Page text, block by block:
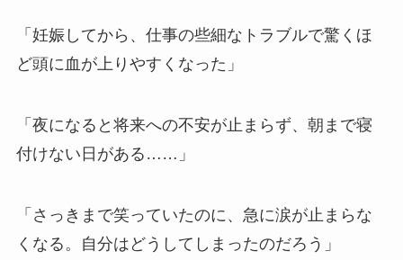
「妊娠してから、仕事の些細なトラブルで驚くほ
ど頭に血が上りやすくなった」
「夜になると将来への不安が止まらず、朝まで寝
付けない日がある……」
「さっきまで笑っていたのに、急に涙が止まらな
くなる。自分はどうしてしまったのだろう」